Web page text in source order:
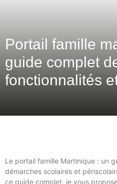
Portail famille
guide complet
fonctionnalités
Le portail famille Martinique : un
démarches scolaires et
ce guide complet, je vous